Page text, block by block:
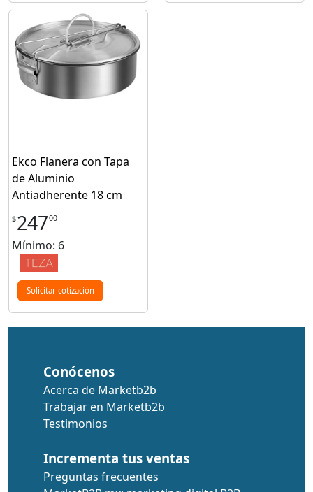
Ekco Flanera con Tapa
de Aluminio
Antiadherente 18 cm
$24700
Mínimo: 6
Solicitar cotización
Conócenos
Acerca de Marketb2b
Trabajar en Marketb2b
Testimonios
Incrementa tus ventas
Preguntas frecuentes